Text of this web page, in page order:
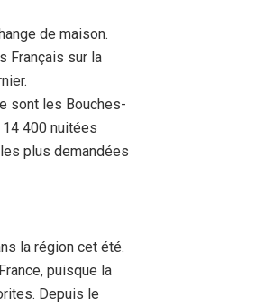
de maison.
Français sur la
sont les Bouches-
400 nuitées
plus demandées
la région cet été.
puisque la
Depuis le